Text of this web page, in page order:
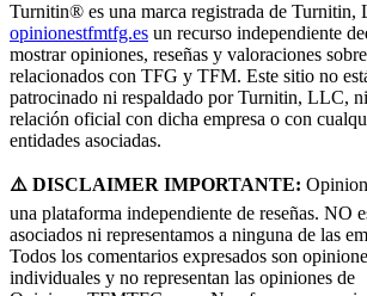
Turnitin® es una marca registrada de
opinionestfmtfg.es un recurso independiente
mostrar opiniones, reseñas y valoraciones
relacionados con TFG y TFM. Este sitio no
patrocinado ni respaldado por Turnitin, LLC,
relación oficial con dicha empresa o con
entidades asociadas.
⚠️ DISCLAIMER IMPORTANTE:
una plataforma independiente de reseñas. NO
asociados ni representamos a ninguna de las
Todos los comentarios expresados son
individuales y no representan las opiniones de